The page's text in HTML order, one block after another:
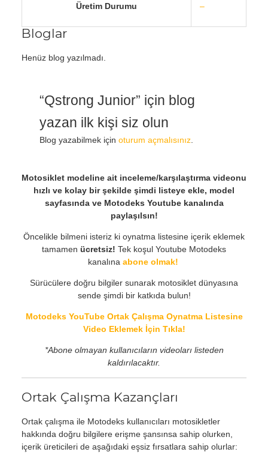
Üretim Durumu –
Bloglar
Henüz blog yazılmadı.
“Qstrong Junior” için blog
yazan ilk kişi siz olun
Blog yazabilmek için oturum açmalısınız.
Motosiklet modeline ait inceleme/karşılaştırma videonu
hızlı ve kolay bir şekilde şimdi listeye ekle, model
sayfasında ve Motodeks Youtube kanalında
paylaşılsın!
Öncelikle bilmeni isteriz ki oynatma listesine içerik eklemek
tamamen ücretsiz! Tek koşul Youtube Motodeks
kanalına abone olmak!
Sürücülere doğru bilgiler sunarak motosiklet dünyasına
sende şimdi bir katkıda bulun!
Motodeks YouTube Ortak Çalışma Oynatma Listesine
Video Eklemek İçin Tıkla!
*Abone olmayan kullanıcıların videoları listeden
kaldırılacaktır.
Ortak Çalışma Kazançları
Ortak çalışma ile Motodeks kullanıcıları motosikletler
hakkında doğru bilgilere erişme şansınsa sahip olurken,
içerik üreticileri de aşağıdaki eşsiz fırsatlara sahip olurlar: